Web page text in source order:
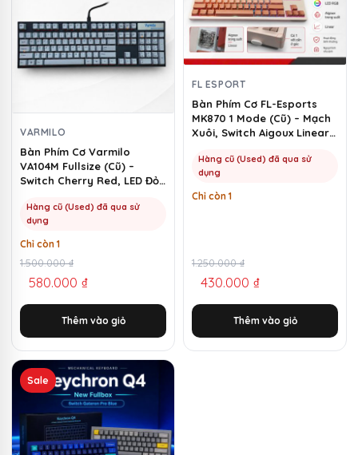
VARMILO
Bàn Phím Cơ Varmilo
VA104M Fullsize (Cũ) –
Switch Cherry Red, LED Đỏ |
Hàng cũ (Used) đã qua sử
dụng
Chỉ còn 1
1.500.000₫
Giá
gốc
là:
1.500.000 ₫.
580.000 ₫
Giá
hiện
tại
là:
580.000 ₫.
Thêm vào giỏ
FL ESPORT
Bàn Phím Cơ FL-Esports
MK870 1 Mode (Cũ) – Mạch
Xuôi, Switch Aigoux Linear |
Hàng cũ (Used) đã qua sử
dụng
Chỉ còn 1
1.250.000₫
Giá
gốc
là:
1.250.000 ₫.
430.000 ₫
Giá
hiện
tại
là:
430.000 ₫.
Thêm vào giỏ
Sale
Sản
phẩm
có
nhiều